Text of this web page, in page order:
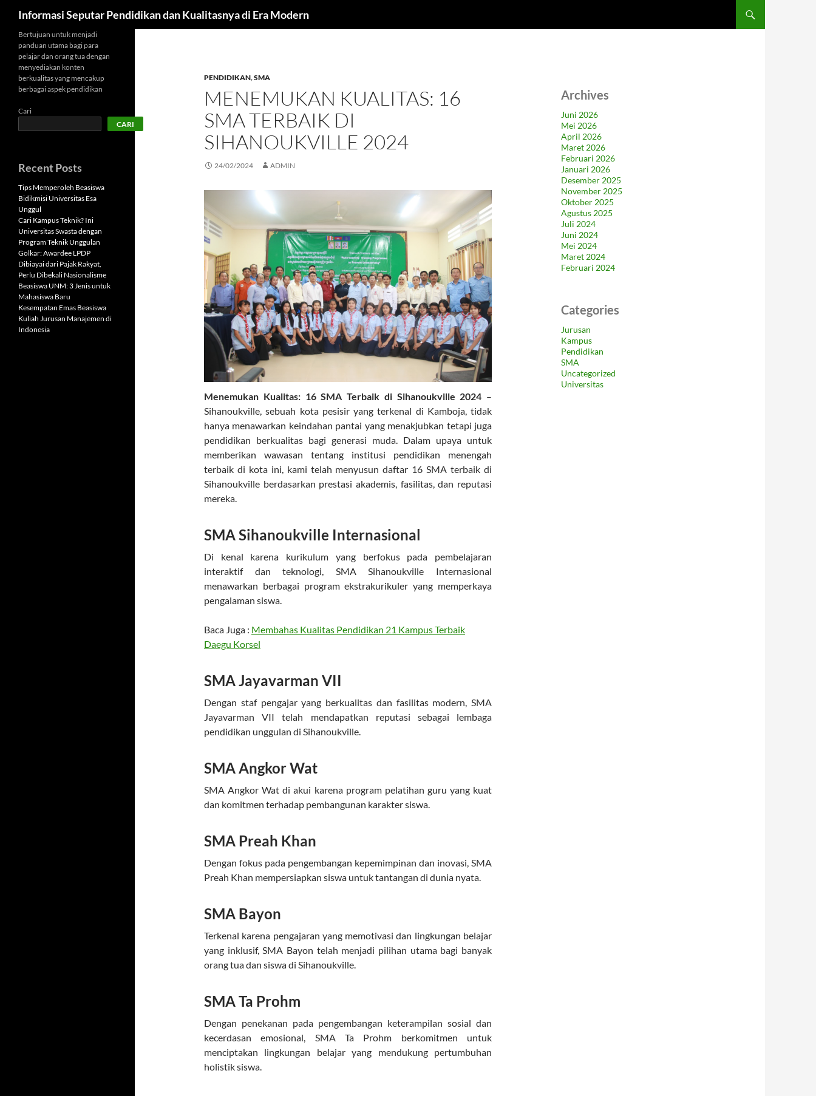
Langsung
Informasi Seputar Pendidikan dan Kualitasnya di Era Modern
PENDIDIKAN,SMA
MENEMUKAN KUALITAS: 16
SMA TERBAIK DI
SIHANOUKVILLE 2024
24/02/2024 ADMIN
Menemukan Kualitas: 16 SMA Terbaik di Sihanoukville 2024 –
Sihanoukville, sebuah kota pesisir yang terkenal di Kamboja, tidak
hanya menawarkan keindahan pantai yang menakjubkan tetapi juga
pendidikan berkualitas bagi generasi muda. Dalam upaya untuk
memberikan wawasan tentang institusi pendidikan menengah
terbaik di kota ini, kami telah menyusun daftar 16 SMA terbaik di
Sihanoukville berdasarkan prestasi akademis, fasilitas, dan reputasi
mereka.
SMA Sihanoukville Internasional
Di kenal karena kurikulum yang berfokus pada pembelajaran
interaktif dan teknologi, SMA Sihanoukville Internasional
menawarkan berbagai program ekstrakurikuler yang memperkaya
pengalaman siswa.
Baca Juga : Membahas Kualitas Pendidikan 21 Kampus Terbaik
Daegu Korsel
SMA Jayavarman VII
Dengan staf pengajar yang berkualitas dan fasilitas modern, SMA
Jayavarman VII telah mendapatkan reputasi sebagai lembaga
pendidikan unggulan di Sihanoukville.
SMA Angkor Wat
SMA Angkor Wat di akui karena program pelatihan guru yang kuat
dan komitmen terhadap pembangunan karakter siswa.
SMA Preah Khan
Dengan fokus pada pengembangan kepemimpinan dan inovasi, SMA
Preah Khan mempersiapkan siswa untuk tantangan di dunia nyata.
SMA Bayon
Terkenal karena pengajaran yang memotivasi dan lingkungan belajar
yang inklusif, SMA Bayon telah menjadi pilihan utama bagi banyak
orang tua dan siswa di Sihanoukville.
SMA Ta Prohm
Dengan penekanan pada pengembangan keterampilan sosial dan
kecerdasan emosional, SMA Ta Prohm berkomitmen untuk
menciptakan lingkungan belajar yang mendukung pertumbuhan
holistik siswa.
Archives
Juni 2026
Mei 2026
April 2026
Maret 2026
Februari 2026
Januari 2026
Desember 2025
November 2025
Oktober 2025
Agustus 2025
Juli 2024
Juni 2024
Mei 2024
Maret 2024
Februari 2024
Categories
Jurusan
Kampus
Pendidikan
SMA
Uncategorized
Universitas
Bertujuan untuk menjadi
panduan utama bagi para
pelajar dan orang tua dengan
menyediakan konten
berkualitas yang mencakup
berbagai aspek pendidikan
Cari
CARI
Recent Posts
Tips Memperoleh Beasiswa
Bidikmisi Universitas Esa
Unggul
Cari Kampus Teknik? Ini
Universitas Swasta dengan
Program Teknik Unggulan
Golkar: Awardee LPDP
Dibiayai dari Pajak Rakyat,
Perlu Dibekali Nasionalisme
Beasiswa UNM: 3 Jenis untuk
Mahasiswa Baru
Kesempatan Emas Beasiswa
Kuliah Jurusan Manajemen di
Indonesia